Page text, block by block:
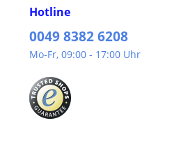
Hotline
0049 8382 6208
Mo-Fr, 09:00 - 17:00 Uhr